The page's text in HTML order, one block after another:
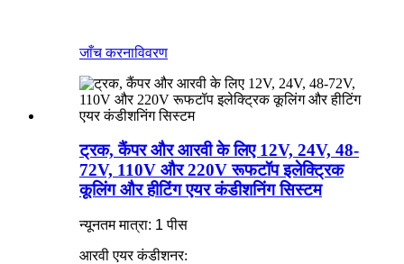
जाँच करनाविवरण
ट्रक, कैंपर और आरवी के लिए 12V, 24V, 48-
72V, 110V और 220V रूफटॉप इलेक्ट्रिक
कूलिंग और हीटिंग एयर कंडीशनिंग सिस्टम
न्यूनतम मात्रा: 1 पीस
आरवी एयर कंडीशनर: